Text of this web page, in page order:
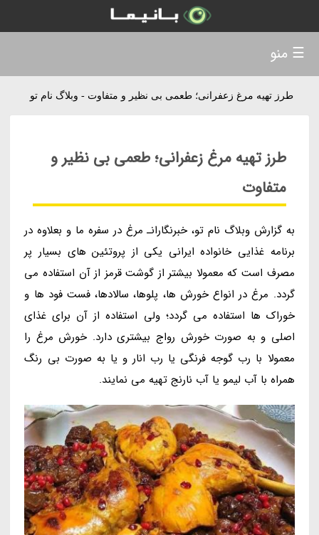
طرز تهیه مرغ زعفرانی؛ طعمی بی نظیر و متفاوت - وبلاگ نام تو
طرز تهیه مرغ زعفرانی؛ طعمی بی نظیر و
متفاوت
به گزارش وبلاگ نام تو، خبرنگارانـ مرغ در سفره ما و بعلاوه در
برنامه غذایی خانواده ایرانی یکی از پروتئین های بسیار پر
مصرف است که معمولا بیشتر از گوشت قرمز از آن استفاده می
گردد. مرغ در انواع خورش ها، پلوها، سالادها، فست فود ها و
خوراک ها استفاده می گردد؛ ولی استفاده از آن برای غذای
اصلی و به صورت خورش رواج بیشتری دارد. خورش مرغ را
معمولا با رب گوجه فرنگی یا رب انار و یا به صورت بی رنگ
همراه با آب لیمو یا آب نارنج تهیه می نمایند.
☰ منو